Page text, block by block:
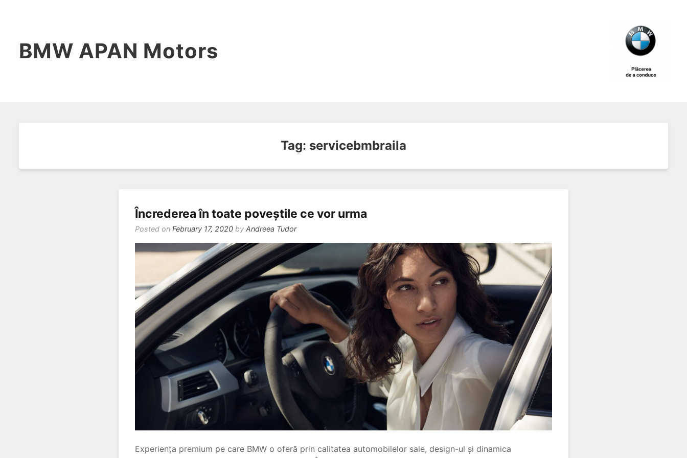
BMW APAN Motors
Tag: servicebmbraila
Încrederea în toate poveștile ce vor urma
Posted on February 17, 2020 by Andreea Tudor
Experiența premium pe care BMW o oferă prin calitatea automobilelor sale, design-ul și dinamica